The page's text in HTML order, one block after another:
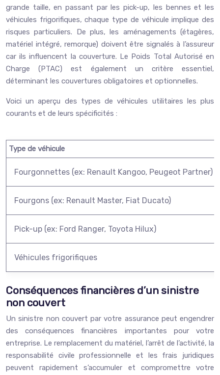
grande taille, en passant par les pick-up, les bennes et les
véhicules frigorifiques, chaque type de véhicule implique des
risques particuliers. De plus, les aménagements (étagères,
matériel intégré, remorque) doivent être signalés à l’assureur
car ils influencent la couverture. Le Poids Total Autorisé en
Charge (PTAC) est également un critère essentiel,
déterminant les couvertures obligatoires et optionnelles.
Voici un aperçu des types de véhicules utilitaires les plus
courants et de leurs spécificités :
Type de véhicule
Fourgonnettes (ex: Renault Kangoo, Peugeot Partner)
Fourgons (ex: Renault Master, Fiat Ducato)
Pick-up (ex: Ford Ranger, Toyota Hilux)
Véhicules frigorifiques
Conséquences financières d’un sinistre
non couvert
Un sinistre non couvert par votre assurance peut engendrer
des conséquences financières importantes pour votre
entreprise. Le remplacement du matériel, l’arrêt de l’activité, la
responsabilité civile professionnelle et les frais juridiques
peuvent rapidement s’accumuler et compromettre votre